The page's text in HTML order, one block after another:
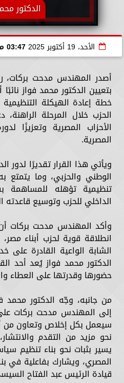
الدكتور
الأحد، 19 أكتوبر 2025 03:47 مـ
أصدر المهندس مدحت بركات،
بتعيين الدكتور محمد فواز
خطة إعادة الهيكلة
الحزب خلال المرحلة
الأحزاب المصرية وتعزيزًا
المصرية.
ويأتي هذا القرار تقديرًا لدور
الوطني والحزبي، وما
تنظيمية تؤهله للمساهمة
الداخلي للحزب وتوسيع
وأكد المهندس مدحت بركات
انطلاقة قوية لحزب أبناء
الشابة الواعية القادرة
الدكتور محمد فواز يُعد أحد
حضورها وقدرتها على العطاء
من جانبه، وجّه الدكتور محمد
إلى المهندس مدحت بركات
سيعمل بكل إخلاص وتعاون من
نحو مزيد من التقدم
يسير بثبات نحو بناء تنظيم
المصري، ويشارك بفاعلية في
قيادة الرئيس عبد الفتاح